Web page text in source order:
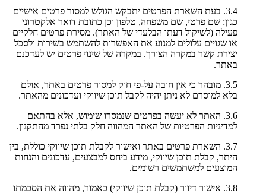
3.4. בעת השארת הפרטים יתבקש הגולש למסור פרטים אישיים
כגון: שם פרטי, שם משפחה, טלפון וכן כתובת דואר אלקטרוני
פעילה (לשיקול דעתו הבלעדי של האתר). מסירת פרטים חלקיים
או שגויים עלולים למנוע את האפשרות להשתמש בשירות ולסכל
יצירת קשר במקרה הצורך. במקרה של שינוי פרטים יש לעדכנם
באתר.
3.5. מובהר כי אין חובה על-פי חוק למסור פרטים באתר, אולם
בלא למוסרם לא ניתן יהיה לקבל תוכן שיווקי ועדכונים מהאתר.
3.6. האתר לא יעשה בפרטים שנמסרו שימוש, אלא בהתאם
למדיניות הפרטיות של האתר המהווה חלק בלתי נפרד מהתקנון.
3.7. השארת פרטים באתר ואישור לקבלת תוכן שיווקי כוללת, בין
היתר, קבלת תוכן שיווקי, מידע ביחס למבצעים, עדכונים והנחות
המוצעים למשתמשים רשומים.
3.8. אישור דיוור (קבלת תוכן שיווקי) כאמור, מהווה את הסכמתו